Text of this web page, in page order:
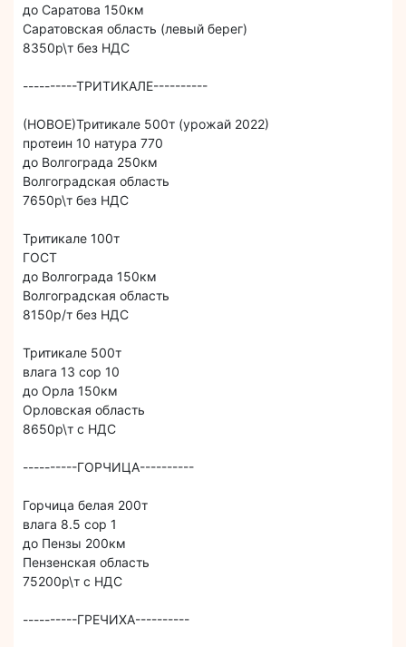
до Саратова 150км
Саратовская область (левый берег)
8350р\т без НДС
----------ТРИТИКАЛЕ----------
(НОВОЕ)Тритикале 500т (урожай 2022)
протеин 10 натура 770
до Волгограда 250км
Волгоградская область
7650р\т без НДС
Тритикале 100т
ГОСТ
до Волгограда 150км
Волгоградская область
8150р/т без НДС
Тритикале 500т
влага 13 сор 10
до Орла 150км
Орловская область
8650р\т с НДС
----------ГОРЧИЦА----------
Горчица белая 200т
влага 8.5 сор 1
до Пензы 200км
Пензенская область
75200р\т с НДС
----------ГРЕЧИХА----------